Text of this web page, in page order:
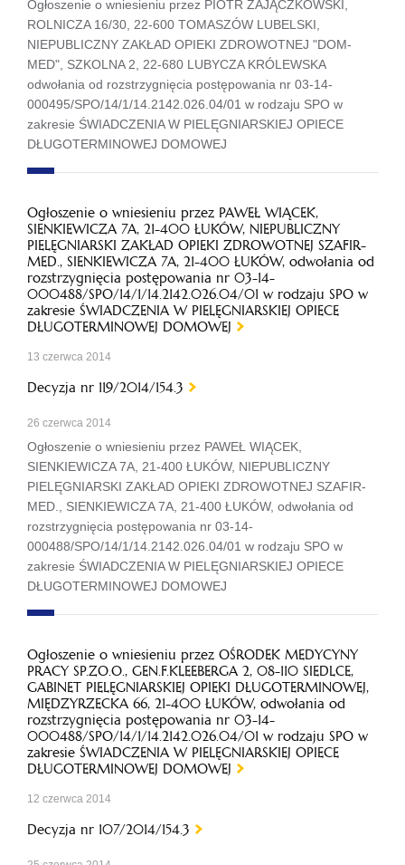
Ogłoszenie o wniesieniu przez PIOTR ZAJĄCZKOWSKI,
ROLNICZA 16/30, 22-600 TOMASZÓW LUBELSKI,
NIEPUBLICZNY ZAKŁAD OPIEKI ZDROWOTNEJ "DOM-
MED", SZKOLNA 2, 22-680 LUBYCZA KRÓLEWSKA
odwołania od rozstrzygnięcia postępowania nr 03-14-
000495/SPO/14/1/14.2142.026.04/01 w rodzaju SPO w
zakresie ŚWIADCZENIA W PIELĘGNIARSKIEJ OPIECE
DŁUGOTERMINOWEJ DOMOWEJ
Ogłoszenie o wniesieniu przez PAWEŁ WIĄCEK,
SIENKIEWICZA 7A, 21-400 ŁUKÓW, NIEPUBLICZNY
PIELĘGNIARSKI ZAKŁAD OPIEKI ZDROWOTNEJ SZAFIR-
MED., SIENKIEWICZA 7A, 21-400 ŁUKÓW, odwołania od
rozstrzygnięcia postępowania nr 03-14-
000488/SPO/14/1/14.2142.026.04/01 w rodzaju SPO w
zakresie ŚWIADCZENIA W PIELĘGNIARSKIEJ OPIECE
DŁUGOTERMINOWEJ DOMOWEJ
13 czerwca 2014
Decyzja nr 119/2014/154.3
26 czerwca 2014
Ogłoszenie o wniesieniu przez PAWEŁ WIĄCEK,
SIENKIEWICZA 7A, 21-400 ŁUKÓW, NIEPUBLICZNY
PIELĘGNIARSKI ZAKŁAD OPIEKI ZDROWOTNEJ SZAFIR-
MED., SIENKIEWICZA 7A, 21-400 ŁUKÓW, odwołania od
rozstrzygnięcia postępowania nr 03-14-
000488/SPO/14/1/14.2142.026.04/01 w rodzaju SPO w
zakresie ŚWIADCZENIA W PIELĘGNIARSKIEJ OPIECE
DŁUGOTERMINOWEJ DOMOWEJ
Ogłoszenie o wniesieniu przez OŚRODEK MEDYCYNY
PRACY SP.ZO.O., GEN.F.KLEEBERGA 2, 08-110 SIEDLCE,
GABINET PIELĘGNIARSKIEJ OPIEKI DŁUGOTERMINOWEJ,
MIĘDZYRZECKA 66, 21-400 ŁUKÓW, odwołania od
rozstrzygnięcia postępowania nr 03-14-
000488/SPO/14/1/14.2142.026.04/01 w rodzaju SPO w
zakresie ŚWIADCZENIA W PIELĘGNIARSKIEJ OPIECE
DŁUGOTERMINOWEJ DOMOWEJ
12 czerwca 2014
Decyzja nr 107/2014/154.3